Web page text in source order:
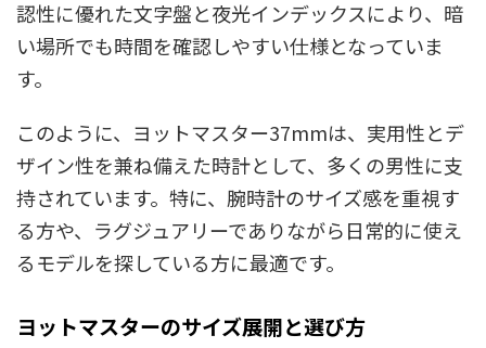
認性に優れた文字盤と夜光インデックスにより、暗
い場所でも時間を確認しやすい仕様となっていま
す。
このように、ヨットマスター37mmは、実用性とデ
ザイン性を兼ね備えた時計として、多くの男性に支
持されています。特に、腕時計のサイズ感を重視す
る方や、ラグジュアリーでありながら日常的に使え
るモデルを探している方に最適です。
ヨットマスターのサイズ展開と選び方